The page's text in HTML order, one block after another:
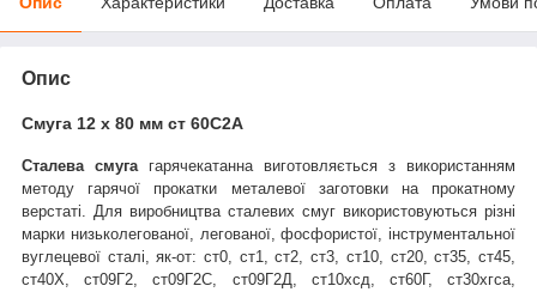
Опис
Смуга 12 х 80 мм ст 60С2А
Сталева смугагарячекатанна виготовляється з використанням
методу гарячої прокатки металевої заготовки на прокатному
верстаті. Для виробництва сталевих смуг використовуються різні
марки низьколегованої, легованої, фосфористої, інструментальної
вуглецевої сталі, як-от: ст0, ст1, ст2, ст3, ст10, ст20, ст35, ст45,
ст40Х, ст09Г2, ст09Г2С, ст09Г2Д, ст10хсд, ст60Г, ст30хгса,